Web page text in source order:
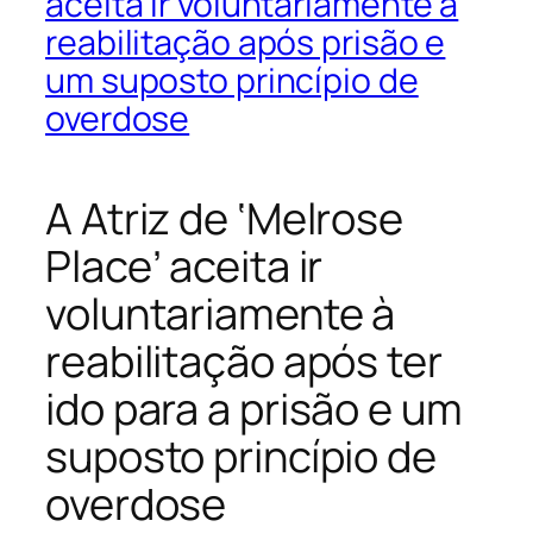
reabilitação após prisão e
um suposto princípio de
overdose
A Atriz de ‘Melrose
Place’ aceita ir
voluntariamente à
reabilitação após ter
ido para a prisão e um
suposto princípio de
overdose